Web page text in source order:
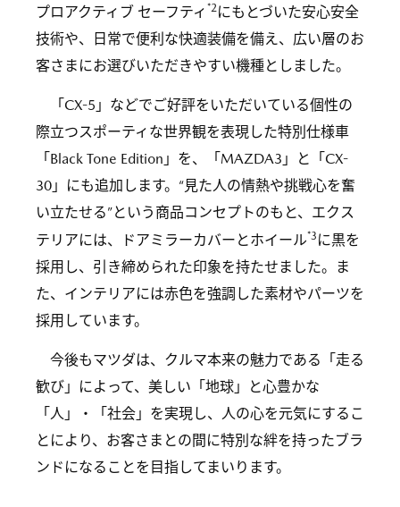
プロアクティブ セーフティ *2 にもとづいた安心安全
技術や、日常で便利な快適装備を備え、広い層のお
客さまにお選びいただきやすい機種としました。
「CX-5」などでご好評をいただいている個性の
際立つスポーティな世界観を表現した特別仕様車
「Black Tone Edition」を、「MAZDA3」と「CX-
30」にも追加します。“見た人の情熱や挑戦心を奮
い立たせる”という商品コンセプトのもと、エクス
テリアには、ドアミラーカバーとホイール*3 に黒を
採用し、引き締められた印象を持たせました。ま
た、インテリアには赤色を強調した素材やパーツを
採用しています。
今後もマツダは、クルマ本来の魅力である「走る
歓び」によって、美しい「地球」と心豊かな
「人」・「社会」を実現し、人の心を元気にするこ
とにより、お客さまとの間に特別な絆を持ったブラ
ンドになることを目指してまいります。